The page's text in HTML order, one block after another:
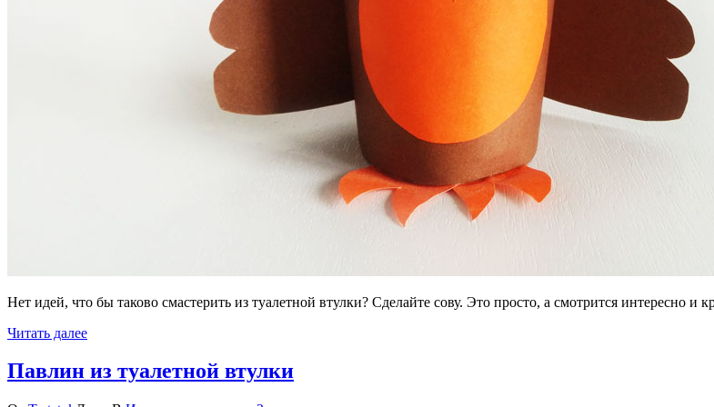
Нет идей, что бы таково смастерить из туалетной втулки? Сделайте сову. Это просто, а смотрится интересно и
Читать далее
Павлин из туалетной втулки